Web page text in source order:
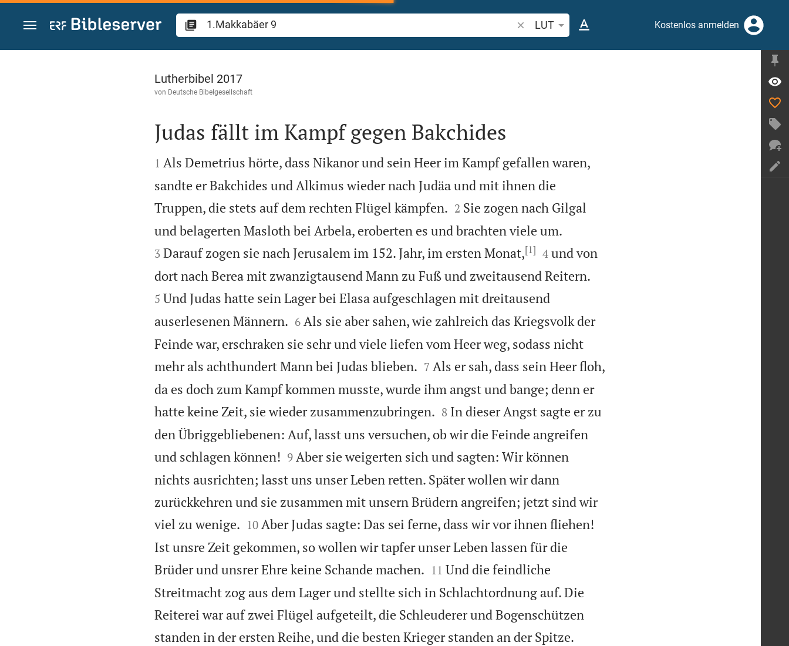
Zum Inhalt springen
Bibelstelle oder Begriff suchen
LUT Kostenlos anmelden
1.Makkabäer 9
Lutherbibel 2017
von Deutsche Bibelgesellschaft

Judas fällt im Kampf gegen Bakchides

1 Als Demetrius hörte, dass Nikanor und sein Heer im Kampf gefallen waren,
sandte er Bakchides und Alkimus wieder nach Judäa und mit ihnen die
Truppen, die stets auf dem rechten Flügel kämpfen.
2 Sie zogen nach Gilgal
und belagerten Masloth bei Arbela, eroberten es und brachten viele um.
3 Darauf zogen sie nach Jerusalem im 152. Jahr, im ersten Monat,[1]
4 und von
dort nach Berea mit zwanzigtausend Mann zu Fuß und zweitausend Reitern.
5 Und Judas hatte sein Lager bei Elasa aufgeschlagen mit dreitausend
auserlesenen Männern.
6 Als sie aber sahen, wie zahlreich das Kriegsvolk der
Feinde war, erschraken sie sehr und viele liefen vom Heer weg, sodass nicht
mehr als achthundert Mann bei Judas blieben.
7 Als er sah, dass sein Heer floh,
da es doch zum Kampf kommen musste, wurde ihm angst und bange; denn er
hatte keine Zeit, sie wieder zusammenzubringen.
8 In dieser Angst sagte er zu
den Übriggebliebenen: Auf, lasst uns versuchen, ob wir die Feinde angreifen
und schlagen können!
9 Aber sie weigerten sich und sagten: Wir können
nichts ausrichten; lasst uns unser Leben retten. Später wollen wir dann
zurückkehren und sie zusammen mit unsern Brüdern angreifen; jetzt sind wir
viel zu wenige.
10 Aber Judas sagte: Das sei ferne, dass wir vor ihnen fliehen!
Ist unsre Zeit gekommen, so wollen wir tapfer unser Leben lassen für die
Brüder und unsrer Ehre keine Schande machen.
11 Und die feindliche
Streitmacht zog aus dem Lager und stellte sich in Schlachtordnung auf. Die
Reiterei war auf zwei Flügel aufgeteilt, die Schleuderer und Bogenschützen
standen in der ersten Reihe, und die besten Krieger standen an der Spitze.